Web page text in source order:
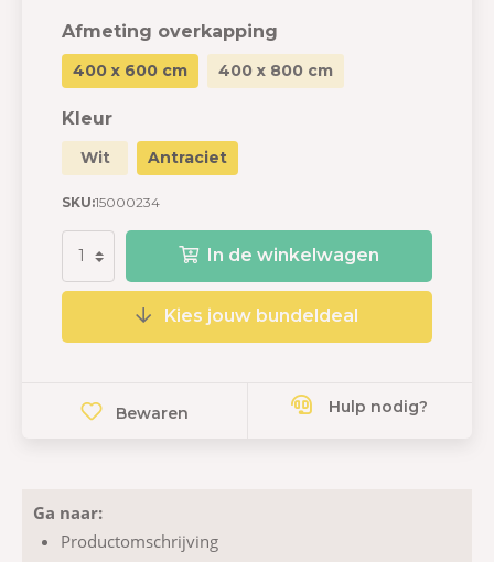
Afmeting overkapping
400 x 600 cm 400 x 800 cm
Kleur
Wit Antraciet
SKU:15000234
In de winkelwagen
Kies jouw bundeldeal
Bewaren Hulp nodig?
Ga naar:
Productomschrijving